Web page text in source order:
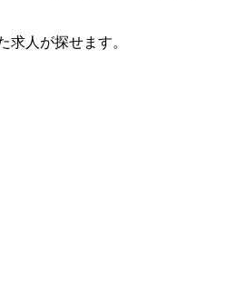
求人が探せます。